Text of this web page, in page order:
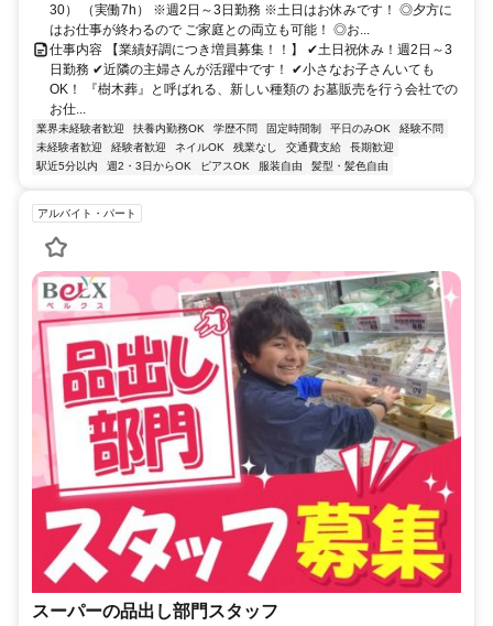
30） （実働7h） ※週2日～3日勤務 ※土日はお休みです！ ◎夕方に
はお仕事が終わるので ご家庭との両立も可能！ ◎お...
仕事内容 【業績好調につき増員募集！！】 ✔土日祝休み！週2日～3
日勤務 ✔近隣の主婦さんが活躍中です！ ✔小さなお子さんいても
OK！ 『樹木葬』と呼ばれる、新しい種類の お墓販売を行う会社での
お仕...
業界未経験者歓迎 扶養内勤務OK 学歴不問 固定時間制 平日のみOK
経験不問
未経験者歓迎
経験者歓迎 ネイルOK 残業なし 交通費支給
長期歓迎
駅近5分以内
週2・3日からOK ピアスOK 服装自由 髪型・髪色自由
アルバイト・パート
スーパーの品出し部門スタッフ